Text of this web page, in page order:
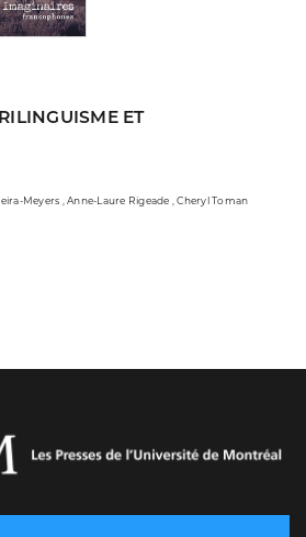
ET
Meyers , Anne-Laure Rigeade , Cheryl Toman